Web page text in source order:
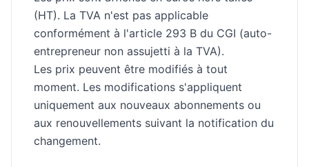
(HT). La TVA n'est pas applicable
conformément à l'article 293 B du CGI (auto-
entrepreneur non assujetti à la TVA).
Les prix peuvent être modifiés à tout
moment. Les modifications s'appliquent
uniquement aux nouveaux abonnements ou
aux renouvellements suivant la notification du
changement.